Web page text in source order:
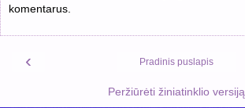
komentarus.
‹ Pradinis puslapis
Peržiūrėti žiniatinklio versiją